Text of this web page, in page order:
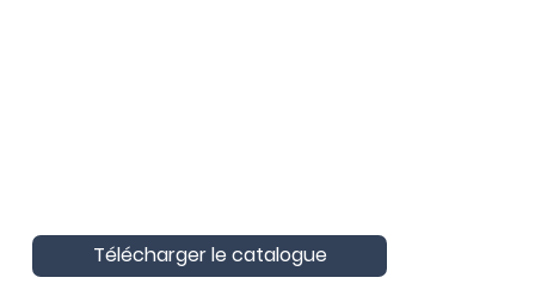
Télécharger le catalogue